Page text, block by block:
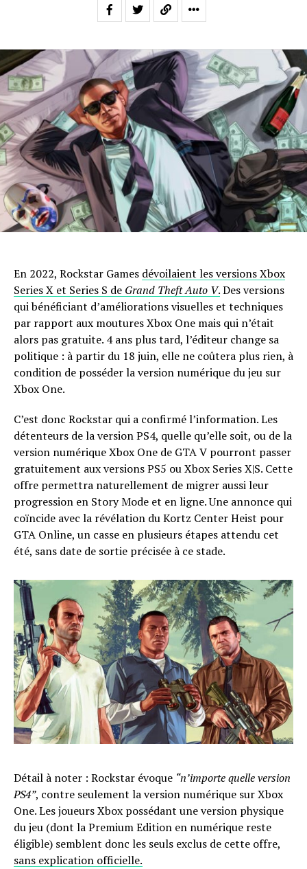
En 2022, Rockstar Games dévoilaient les versions Xbox
Series X et Series S de Grand Theft Auto V.Des versions
qui bénéficiant d’améliorations visuelles et techniques
par rapport aux moutures Xbox One mais qui n’était
alors pas gratuite. 4 ans plus tard, l’éditeur change sa
politique : à partir du 18 juin, elle ne coûtera plus rien, à
condition de posséder la version numérique du jeu sur
Xbox One.
C’est donc Rockstar qui a confirmé l’information. Les
détenteurs de la version PS4, quelle qu’elle soit, ou de la
version numérique Xbox One de GTA V pourront passer
gratuitement aux versions PS5 ou Xbox Series X|S. Cette
offre permettra naturellement de migrer aussi leur
progression en Story Mode et en ligne. Une annonce qui
coïncide avec la révélation du Kortz Center Heist pour
GTA Online, un casse en plusieurs étapes attendu cet
été, sans date de sortie précisée à ce stade.
Détail à noter : Rockstar évoque “n’importe quelle version
PS4”, contre seulement la version numérique sur Xbox
One. Les joueurs Xbox possédant une version physique
du jeu (dont la Premium Edition en numérique reste
éligible) semblent donc les seuls exclus de cette offre,
sans explication officielle.